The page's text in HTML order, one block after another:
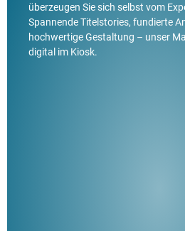
überzeugen Sie sich selbst vom
Spannende Titelstories, fundierte
hochwertige Gestaltung – unser
digital im Kiosk.